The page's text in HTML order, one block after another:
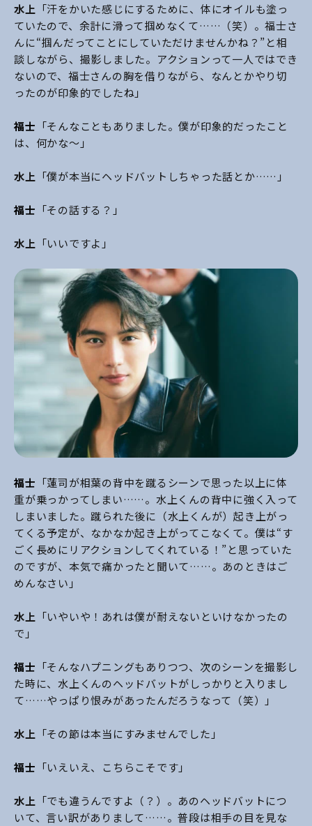
水上 「汗をかいた感じにするために、体にオイルも塗っ
ていたので、余計に滑って掴めなくて……（笑）。福士さ
んに“掴んだってことにしていただけませんかね？”と相
談しながら、撮影しました。アクションって一人ではでき
ないので、福士さんの胸を借りながら、なんとかやり切
ったのが印象的でしたね」
福士 「そんなこともありました。僕が印象的だったこと
は、何かな～」
水上 「僕が本当にヘッドバットしちゃった話とか……」
福士 「その話する？」
水上 「いいですよ」
福士 「蓮司が相葉の背中を蹴るシーンで思った以上に体
重が乗っかってしまい……。水上くんの背中に強く入って
しまいました。蹴られた後に（水上くんが）起き上がっ
てくる予定が、なかなか起き上がってこなくて。僕は“す
ごく長めにリアクションしてくれている！”と思っていた
のですが、本気で痛かったと聞いて……。あのときはご
めんなさい」
水上 「いやいや！あれは僕が耐えないといけなかったの
で」
福士 「そんなハプニングもありつつ、次のシーンを撮影し
た時に、水上くんのヘッドバットがしっかりと入りまし
て……やっぱり恨みがあったんだろうなって（笑）」
水上 「その節は本当にすみませんでした」
福士 「いえいえ、こちらこそです」
水上 「でも違うんですよ（？）。あのヘッドバットにつ
いて、言い訳がありまして……。普段は相手の目を見な